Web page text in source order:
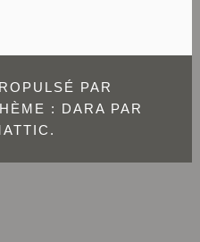
PAR
: DARA PAR
.